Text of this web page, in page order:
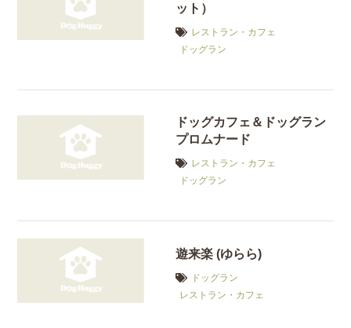
ット）
レストラン・カフェ
ドッグラン
ドッグカフェ＆ドッグラン
プロムナード
レストラン・カフェ
ドッグラン
遊来楽 (ゆらら)
ドッグラン
レストラン・カフェ